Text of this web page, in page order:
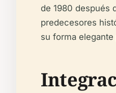
de 1980 después
predecesores
su forma